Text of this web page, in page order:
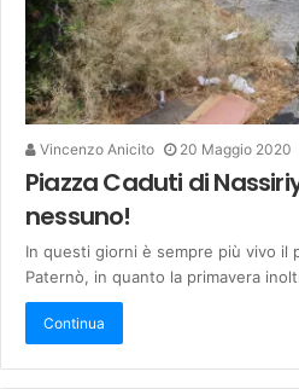
Vincenzo Anicito 20 Maggio 2020
Piazza Caduti di
nessuno!
In questi giorni è sempre più vivo il
Paternò, in quanto la primavera
Continua